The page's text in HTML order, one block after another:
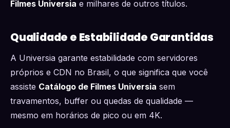
Filmes Universia e milhares de outros títulos.
Qualidade e Estabilidade Garantidas
A Universia garante estabilidade com servidores
próprios e CDN no Brasil, o que significa que você
assiste Catálogo de Filmes Universia sem
travamentos, buffer ou quedas de qualidade —
mesmo em horários de pico ou em 4K.